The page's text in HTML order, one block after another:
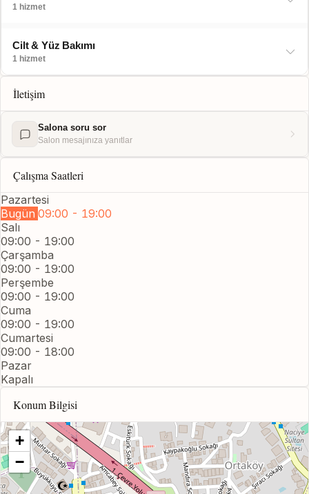
1 hizmet
Cilt & Yüz Bakımı
1 hizmet
İletişim
Salona soru sor
Salon mesajınıza yanıtlar
Çalışma Saatleri
Pazartesi
Bugün 09:00 - 19:00
Salı
09:00 - 19:00
Çarşamba
09:00 - 19:00
Perşembe
09:00 - 19:00
Cuma
09:00 - 19:00
Cumartesi
09:00 - 18:00
Pazar
Kapalı
Konum Bilgisi
+
−